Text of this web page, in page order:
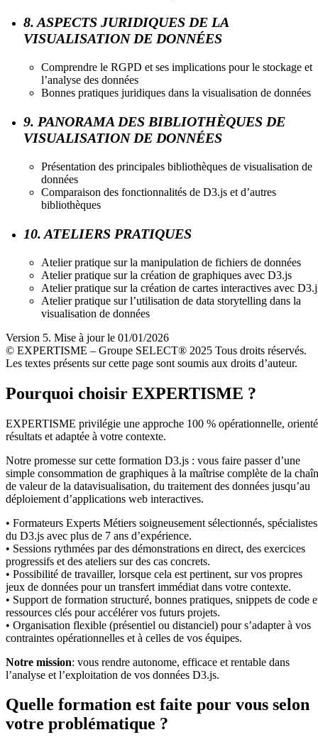
8. ASPECTS JURIDIQUES DE LA
VISUALISATION DE DONNÉES
Comprendre le RGPD et ses implications pour le stockage et
l’analyse des données
Bonnes pratiques juridiques dans la visualisation de données
9. PANORAMA DES BIBLIOTHÈQUES DE
VISUALISATION DE DONNÉES
Présentation des principales bibliothèques de visualisation de
données
Comparaison des fonctionnalités de D3.js et d’autres
bibliothèques
10. ATELIERS PRATIQUES
Atelier pratique sur la manipulation de fichiers de données
Atelier pratique sur la création de graphiques avec D3.js
Atelier pratique sur la création de cartes interactives avec
Atelier pratique sur l’utilisation de data storytelling dans la
visualisation de données
Version 5. Mise à jour le 01/01/2026
© EXPERTISME – Groupe SELECT® 2025 Tous droits réservés.
Les textes présents sur cette page sont soumis aux droits d’auteur.
Pourquoi choisir EXPERTISME ?
EXPERTISME privilégie une approche 100 % opérationnelle,
résultats et adaptée à votre contexte.
Notre promesse sur cette formation D3.js : vous faire passer d’une
simple consommation de graphiques à la maîtrise complète de la
de valeur de la datavisualisation, du traitement des données jusqu’au
déploiement d’applications web interactives.
• Formateurs Experts Métiers soigneusement sélectionnés, spécialistes
du D3.js avec plus de 7 ans d’expérience.
• Sessions rythmées par des démonstrations en direct, des exercices
progressifs et des ateliers sur des cas concrets.
• Possibilité de travailler, lorsque cela est pertinent, sur vos propres
jeux de données pour un transfert immédiat dans votre contexte.
• Support de formation structuré, bonnes pratiques, snippets de code
ressources clés pour accélérer vos futurs projets.
• Organisation flexible (présentiel ou distanciel) pour s’adapter à vos
contraintes opérationnelles et à celles de vos équipes.
Notre mission: vous rendre autonome, efficace et rentable dans
l’analyse et l’exploitation de vos données D3.js.
Quelle formation est faite pour vous selon
votre problématique ?